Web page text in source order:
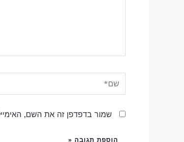
שם*
שמור בדפדפן זה את השם,